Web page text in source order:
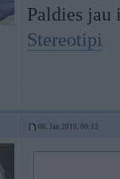
Paldies jau
Stereotipi
06. Jan 2016, 00:13